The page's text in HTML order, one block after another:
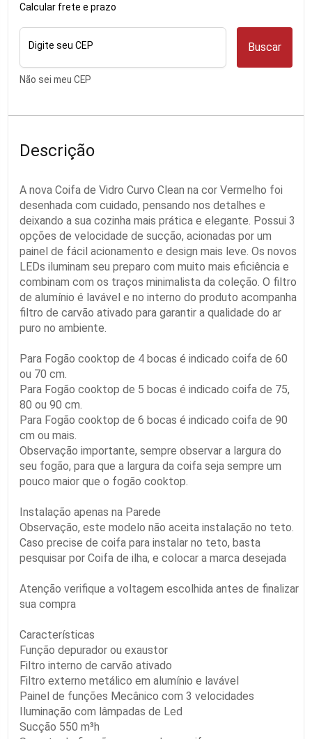
Calcular frete e prazo
Digite seu CEP Buscar
Não sei meu CEP
Descrição
A nova Coifa de Vidro Curvo Clean na cor Vermelho foi
desenhada com cuidado, pensando nos detalhes e
deixando a sua cozinha mais prática e elegante. Possui 3
opções de velocidade de sucção, acionadas por um
painel de fácil acionamento e design mais leve. Os novos
LEDs iluminam seu preparo com muito mais eficiência e
combinam com os traços minimalista da coleção. O filtro
de alumínio é lavável e no interno do produto acompanha
filtro de carvão ativado para garantir a qualidade do ar
puro no ambiente.
Para Fogão cooktop de 4 bocas é indicado coifa de 60
ou 70 cm.
Para Fogão cooktop de 5 bocas é indicado coifa de 75,
80 ou 90 cm.
Para Fogão cooktop de 6 bocas é indicado coifa de 90
cm ou mais.
Observação importante, sempre observar a largura do
seu fogão, para que a largura da coifa seja sempre um
pouco maior que o fogão cooktop.
Instalação apenas na Parede
Observação, este modelo não aceita instalação no teto.
Caso precise de coifa para instalar no teto, basta
pesquisar por Coifa de ilha, e colocar a marca desejada
Atenção verifique a voltagem escolhida antes de finalizar
sua compra
Características
Função depurador ou exaustor
Filtro interno de carvão ativado
Filtro externo metálico em alumínio e lavável
Painel de funções Mecânico com 3 velocidades
Iluminação com lâmpadas de Led
Sucção 550 m³h